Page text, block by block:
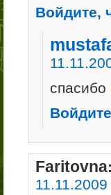
Войдите,
спасибо
Faritovna: